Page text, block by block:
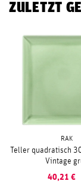
ZULETZT
RAK
Teller quadratisch
Vintage
40,21 €